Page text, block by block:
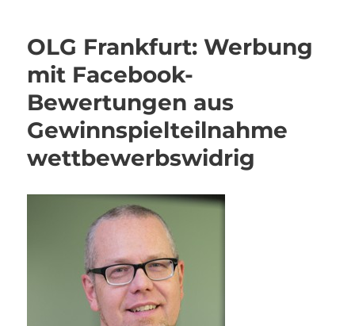
OLG Frankfurt: Werbung
mit Facebook-
Bewertungen aus
Gewinnspielteilnahme
wettbewerbswidrig